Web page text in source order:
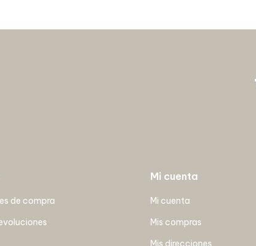
de compra
Mi cuenta
Mi cuenta
Mis compras
Mis direcciones